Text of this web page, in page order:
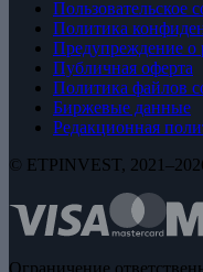
Пользовательское
Политика
Предупреждение о
Публичная оферта
Политика файлов
Биржевые данные
Редакционная
© ETPINVEST,
Ограничение